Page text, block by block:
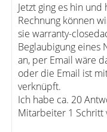
Jetzt ging es hin
Rechnung können
sie warranty-
Beglaubigung eines
an, per Email wäre
oder die Email ist
verknüpft.
Ich habe ca. 20
Mitarbeiter 1 Schritt